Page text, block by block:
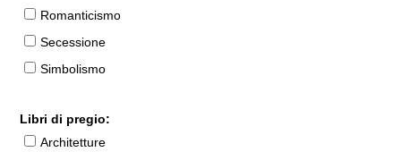
Romanticismo
Secessione
Simbolismo
Libri di pregio:
Architetture